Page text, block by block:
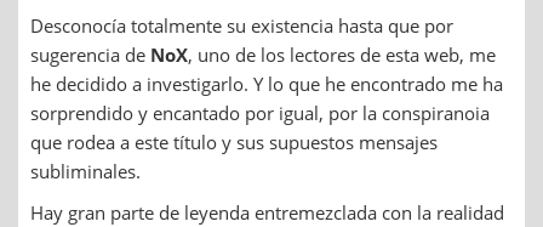
Desconocía totalmente su existencia hasta que por
sugerencia de NoX, uno de los lectores de esta web, me
he decidido a investigarlo. Y lo que he encontrado me ha
sorprendido y encantado por igual, por la conspiranoia
que rodea a este título y sus supuestos mensajes
subliminales.
Hay gran parte de leyenda entremezclada con la realidad